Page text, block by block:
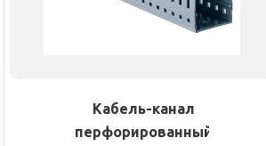
Кабель-канал
перфорированный